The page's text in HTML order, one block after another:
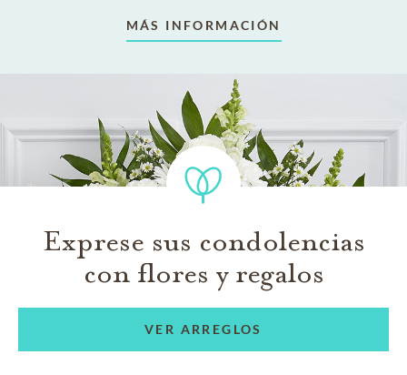
MÁS INFORMACIÓN
Exprese sus condolencias
con flores y regalos
VER ARREGLOS